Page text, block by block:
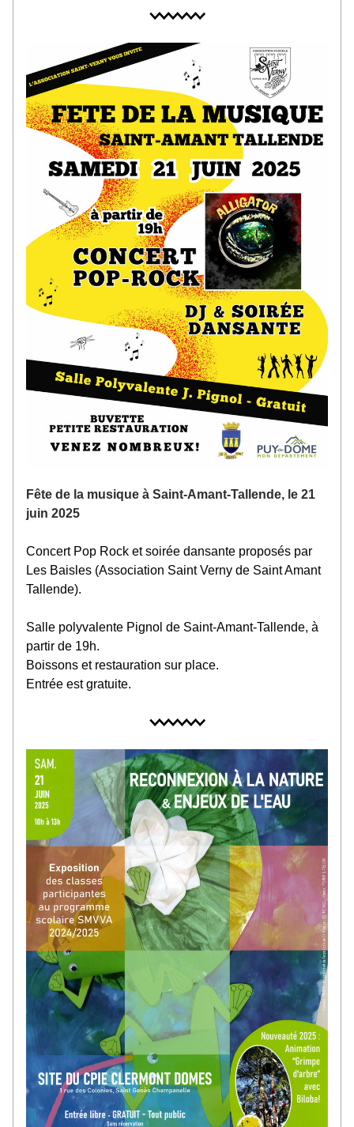
Fête de la musique à Saint-Amant-Tallende, le 21
juin 2025
Concert Pop Rock et soirée dansante proposés par
Les Baisles (Association Saint Verny de Saint Amant
Tallende).
Salle polyvalente Pignol de Saint-Amant-Tallende, à
partir de 19h.
Boissons et restauration sur place.
Entrée est gratuite.